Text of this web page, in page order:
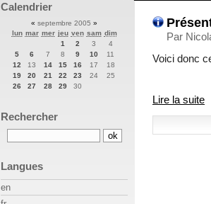
Par
Voici donc
Lire la suite
Calendrier
« septembre 2005 »
lun mar mer jeu ven sam dim
1
2 3
4
5
6 7 8 9 10
11
12
13 14 15 16 17
18
19
20 21 22 23 24
25
26
27 28 29 30
Rechercher
Langues
en